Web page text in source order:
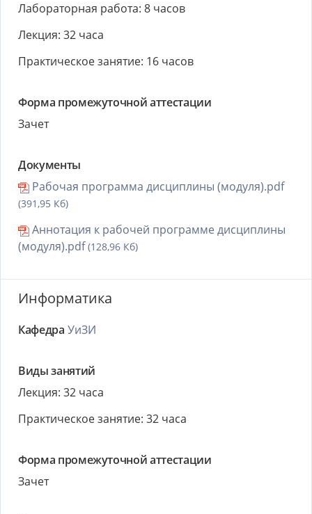
Лабораторная работа: 8 часов
Лекция: 32 часа
Практическое занятие: 16 часов
Форма промежуточной аттестации
Зачет
Документы
Рабочая программа дисциплины (модуля).pdf
(391,95 Кб)
Аннотация к рабочей программе дисциплины
(модуля).pdf(128,96 Кб)
Информатика
Кафедра УиЗИ
Виды занятий
Лекция: 32 часа
Практическое занятие: 32 часа
Форма промежуточной аттестации
Зачет